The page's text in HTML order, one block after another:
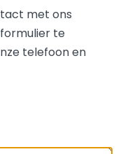
met ons
te
telefoon en